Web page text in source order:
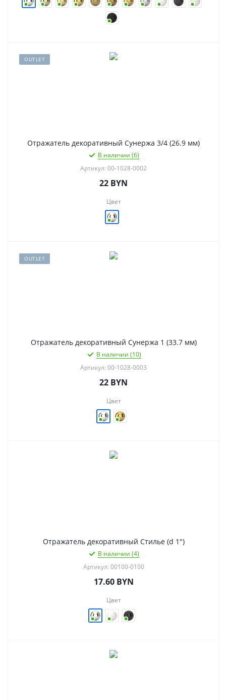
OUTLET
Отражатель декоративный Сунержа 3/4 (26.9 мм)
В наличии (6)
Артикул: 00-1028-0002
22 BYN
Цвет
OUTLET
Отражатель декоративный Сунержа 1 (33.7 мм)
В наличии (10)
Артикул: 00-1028-0003
22 BYN
Цвет
Отражатель декоративный Стилье (d 1")
В наличии (4)
Артикул: 00100-0100
17.60BYN
Цвет